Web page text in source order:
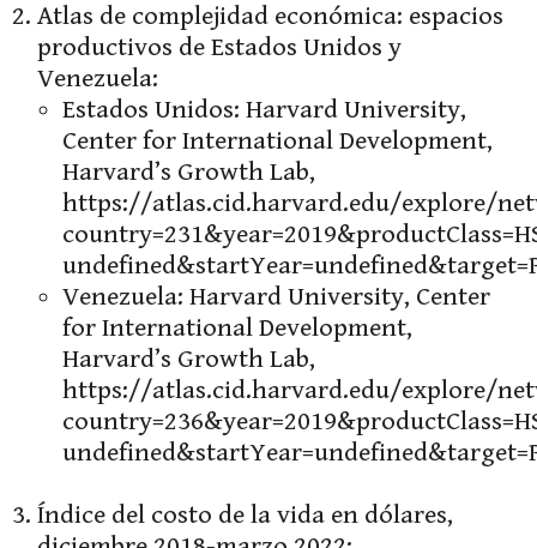
Atlas de complejidad económica: espacios
productivos de Estados Unidos y
Venezuela:
Estados Unidos: Harvard University,
Center for International Development,
Harvard’s Growth Lab,
https://atlas.cid.harvard.edu/explore/
Venezuela: Harvard University, Center
for International Development,
Harvard’s Growth Lab,
https://atlas.cid.harvard.edu/explore/
Índice del costo de la vida en dólares,